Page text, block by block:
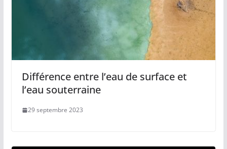
Différence entre l’eau de surface et
l’eau souterraine
29 septembre 2023